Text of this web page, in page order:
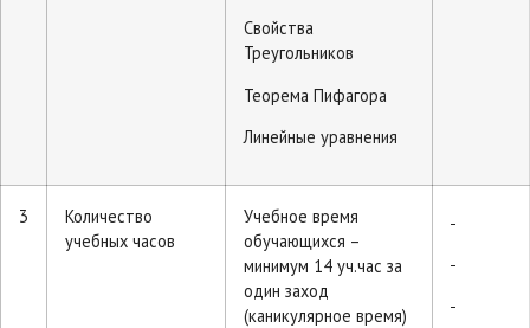
Свойства
Треугольников
Теорема Пифагора
Линейные уравнения
3
Количество
учебных часов
Учебное время
обучающихся –
минимум 14 уч.час за
один заход
(каникулярное время)